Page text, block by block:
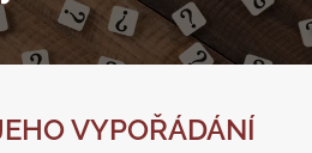
VYPOŘÁDÁNÍ